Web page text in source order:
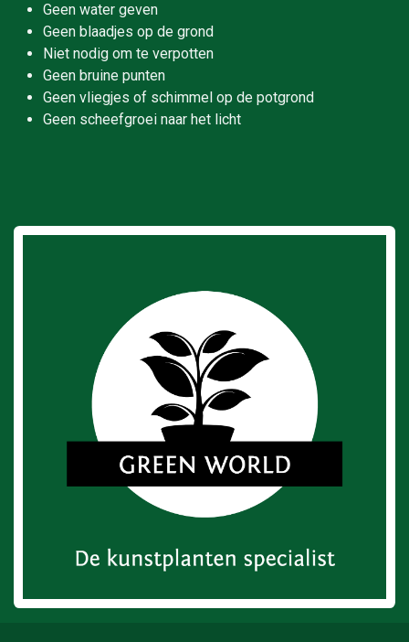
Geen water geven
Geen blaadjes op de grond
Niet nodig om te verpotten
Geen bruine punten
Geen vliegjes of schimmel op de potgrond
Geen scheefgroei naar het licht